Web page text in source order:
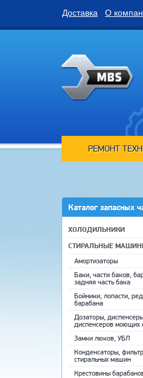
Доставка О
РЕМОНТ
Каталог запасных
ХОЛОДИЛЬНИКИ
СТИРАЛЬНЫЕ
Амортизаторы
Баки, части баков,
задняя часть бака
Бойники, лопасти,
барабана
Дозаторы,
диспенсеров моющих
Замки люков, УБЛ
Конденсаторы,
стиральных машин
Крестовины